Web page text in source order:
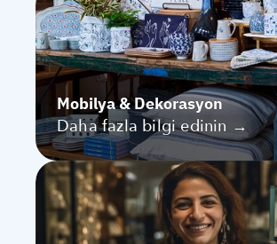
Mobilya & Dekorasyon
Daha fazla bilgi edinin →